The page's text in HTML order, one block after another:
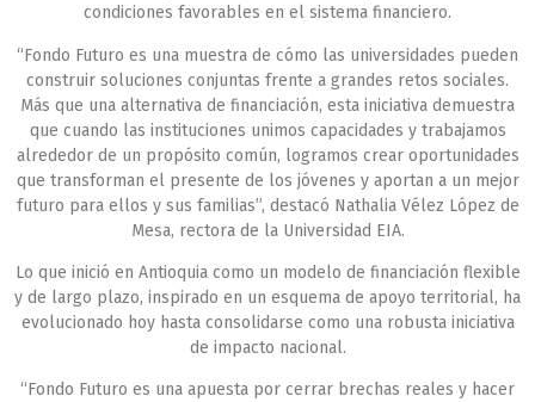
condiciones favorables en el sistema financiero.
“Fondo Futuro es una muestra de cómo las universidades pueden
construir soluciones conjuntas frente a grandes retos sociales.
Más que una alternativa de financiación, esta iniciativa demuestra
que cuando las instituciones unimos capacidades y trabajamos
alrededor de un propósito común, logramos crear oportunidades
que transforman el presente de los jóvenes y aportan a un mejor
futuro para ellos y sus familias”, destacó Nathalia Vélez López de
Mesa, rectora de la Universidad EIA.
Lo que inició en Antioquia como un modelo de financiación flexible
y de largo plazo, inspirado en un esquema de apoyo territorial, ha
evolucionado hoy hasta consolidarse como una robusta iniciativa
de impacto nacional.
“Fondo Futuro es una apuesta por cerrar brechas reales y hacer